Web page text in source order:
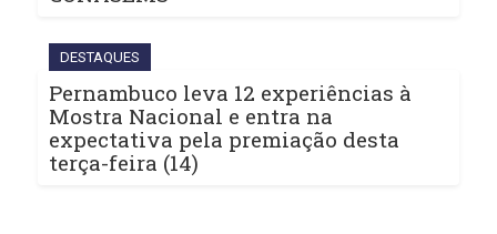
DESTAQUES
Pernambuco leva 12 experiências à
Mostra Nacional e entra na
expectativa pela premiação desta
terça-feira (14)